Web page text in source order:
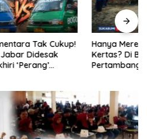
Hanya Merekah Sanksi
Kertas? Di Balik
Pertambangan Emas Ilegal